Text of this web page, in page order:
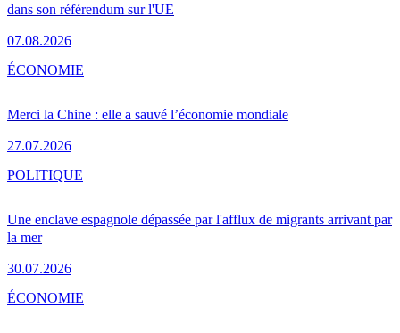
dans son référendum sur l'UE
07.08.2026
Merci la Chine : elle a sauvé l’économie mondiale
27.07.2026
ÉCONOMIE
Une enclave espagnole dépassée par l'afflux de migrants arrivant par
la mer
30.07.2026
POLITIQUE
ÉCONOMIE